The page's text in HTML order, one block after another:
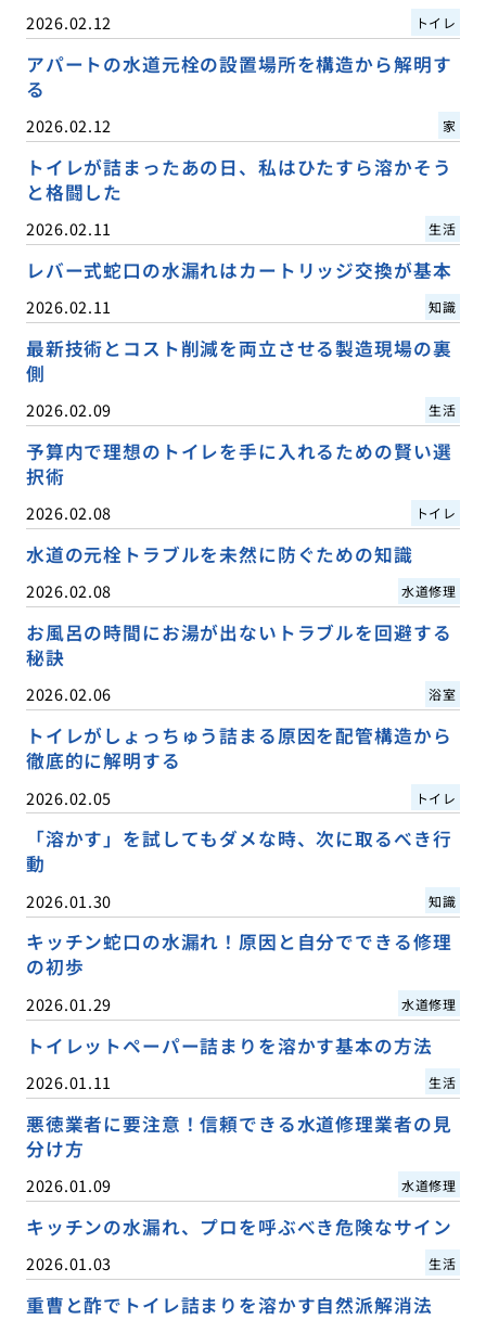
2026.02.12 トイレ
アパートの水道元栓の設置場所を構造から解明す
る
2026.02.12 家
トイレが詰まったあの日、私はひたすら溶かそう
と格闘した
2026.02.11 生活
レバー式蛇口の水漏れはカートリッジ交換が基本
2026.02.11 知識
最新技術とコスト削減を両立させる製造現場の裏
側
2026.02.09 生活
予算内で理想のトイレを手に入れるための賢い選
択術
2026.02.08 トイレ
水道の元栓トラブルを未然に防ぐための知識
2026.02.08 水道修理
お風呂の時間にお湯が出ないトラブルを回避する
秘訣
2026.02.06 浴室
トイレがしょっちゅう詰まる原因を配管構造から
徹底的に解明する
2026.02.05 トイレ
「溶かす」を試してもダメな時、次に取るべき行
動
2026.01.30 知識
キッチン蛇口の水漏れ！原因と自分でできる修理
の初歩
2026.01.29 水道修理
トイレットペーパー詰まりを溶かす基本の方法
2026.01.11 生活
悪徳業者に要注意！信頼できる水道修理業者の見
分け方
2026.01.09 水道修理
キッチンの水漏れ、プロを呼ぶべき危険なサイン
2026.01.03 生活
重曹と酢でトイレ詰まりを溶かす自然派解消法